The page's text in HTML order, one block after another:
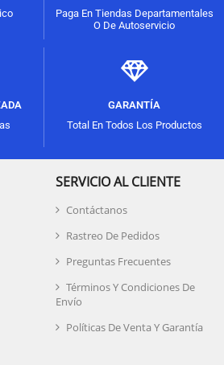
Paga En Tiendas Departamentales
O De Autoservicio
GARANTÍA
Total En Todos Los Productos
SERVICIO AL CLIENTE
Contáctanos
Rastreo De Pedidos
Preguntas Frecuentes
Términos Y Condiciones De
Envío
Políticas De Venta Y Garantía